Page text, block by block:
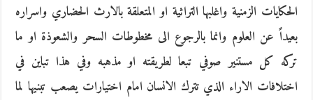
الحكايات الزمنية واغلبها التراثية او المتعلقة بالارث الحضاري واسراره
بعيداً عن العلوم وانما بالرجوع الى مخطوطات السحر والشعوذة او ما
تركه كل مستنير صوفي تبعا لطريقته او مذهبه وفي هذا تباين في
اختلافات الاراء الذي تترك الانسان امام اختيارات يصعب تبنيها لما